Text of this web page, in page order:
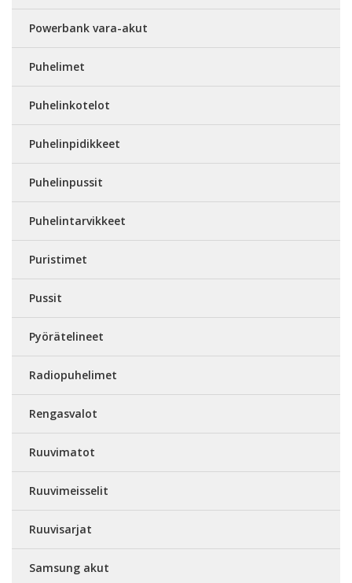
Powerbank vara-akut
Puhelimet
Puhelinkotelot
Puhelinpidikkeet
Puhelinpussit
Puhelintarvikkeet
Puristimet
Pussit
Pyörätelineet
Radiopuhelimet
Rengasvalot
Ruuvimatot
Ruuvimeisselit
Ruuvisarjat
Samsung akut